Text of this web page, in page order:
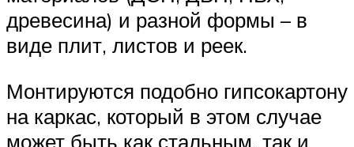
древесина) и разной формы – в
виде плит, листов и реек.
Монтируются подобно гипсокартону
на каркас, который в этом случае
может быть как стальным, так и